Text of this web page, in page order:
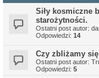
Siły kosmiczne
starożytności.
Ostatni post autor:
Odpowiedzi: 14
Czy zbliżamy
Ostatni post autor:
Odpowiedzi: 5